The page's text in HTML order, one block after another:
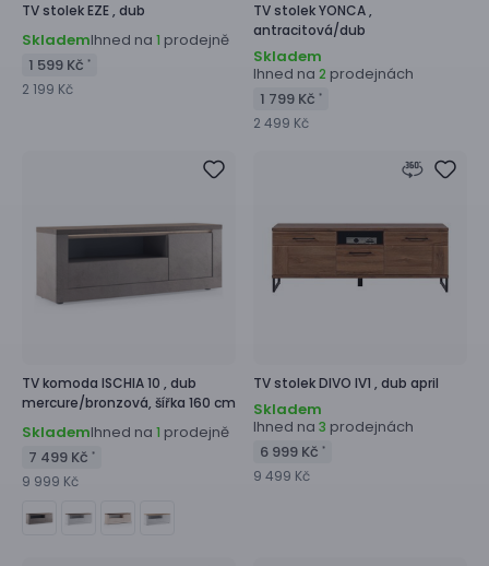
TV stolekEZE , dub
SklademIhned na 1 prodejně
1 599 Kč *
2 199 Kč
TV stolekYONCA ,
antracitová/dub
Skladem
Ihned na 2 prodejnách
1 799 Kč *
2 499 Kč
TV komoda ISCHIA 10 , dub
mercure/bronzová, šířka 160 cm
SklademIhned na 1 prodejně
7 499 Kč *
9 999 Kč
TV stolekDIVO IV1 , dub april
Skladem
Ihned na 3 prodejnách
6 999 Kč *
9 499 Kč